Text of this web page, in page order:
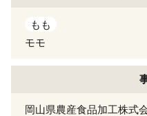
もも
モモ
岡山県農産食品加工株式